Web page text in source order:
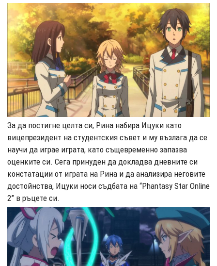
За да постигне целта си, Рина набира Ицуки като
вицепрезидент на студентския съвет и му възлага да се
научи да играе играта, като същевременно запазва
оценките си. Сега принуден да докладва дневните си
констатации от играта на Рина и да анализира неговите
достойнства, Ицуки носи съдбата на “Phantasy Star Online
2” в ръцете си.